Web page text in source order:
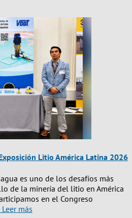
Litio América Latina 2026
es uno de los desafíos más
de la minería del litio en América
en el Congreso
Leer más